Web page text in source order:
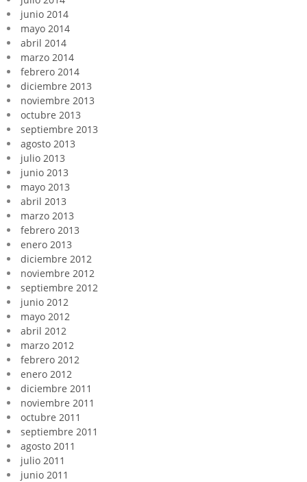
junio 2014
mayo 2014
abril 2014
marzo 2014
febrero 2014
diciembre 2013
noviembre 2013
octubre 2013
septiembre 2013
agosto 2013
julio 2013
junio 2013
mayo 2013
abril 2013
marzo 2013
febrero 2013
enero 2013
diciembre 2012
noviembre 2012
septiembre 2012
junio 2012
mayo 2012
abril 2012
marzo 2012
febrero 2012
enero 2012
diciembre 2011
noviembre 2011
octubre 2011
septiembre 2011
agosto 2011
julio 2011
junio 2011